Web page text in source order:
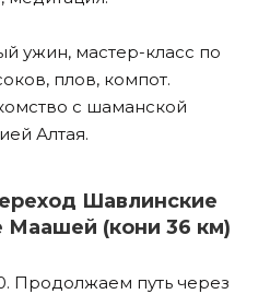
ужин, мастер-класс по
плов, компот.
с шаманской
Алтая.
Шавлинские
(кони 36 км)
Продолжаем путь через